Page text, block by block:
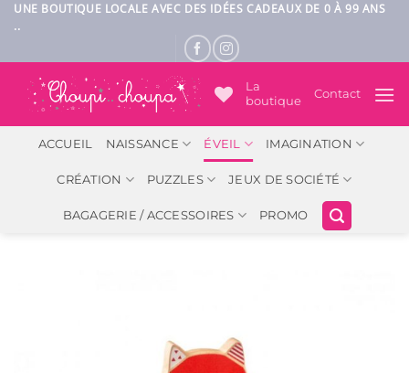
Passer
au
UNE BOUTIQUE LOCALE AVEC DES IDÉES CADEAUX DE 0 À 99 ANS
..
La
boutique
Contact
ACCUEIL NAISSANCE ÉVEIL IMAGINATION
CRÉATION PUZZLES JEUX DE SOCIÉTÉ
BAGAGERIE / ACCESSOIRES PROMO